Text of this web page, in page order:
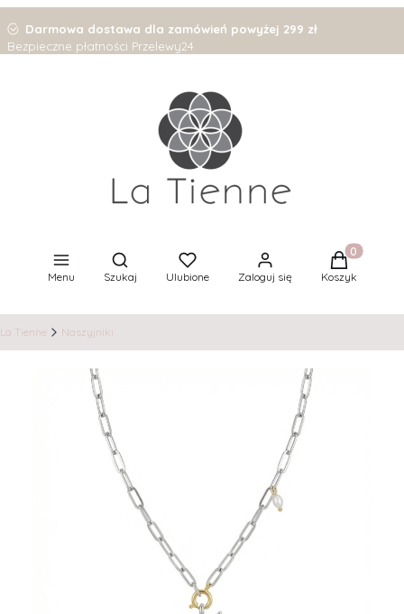
Darmowa dostawa dla zamówień powyżej 299 zł
Bezpieczne płatności Przelewy24
Menu
Otwórz wyszukiwarkę
Szukaj Ulubione Zaloguj się
Produkty w
Koszyk
La Tienne Naszyjniki